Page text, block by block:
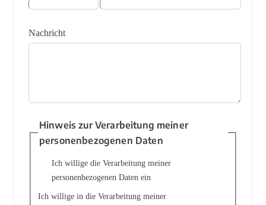
Nachricht
Hinweis zur Verarbeitung meiner
personenbezogenen Daten
Ich willige die Verarbeitung meiner
personenbezogenen Daten ein
Ich willige in die Verarbeitung meiner